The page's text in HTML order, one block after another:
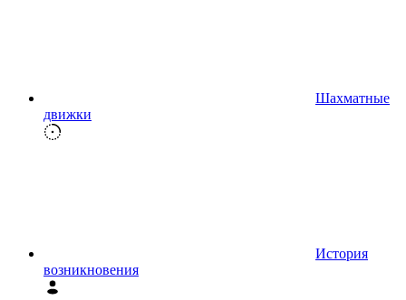
Шахматные
движки
История
возникновения